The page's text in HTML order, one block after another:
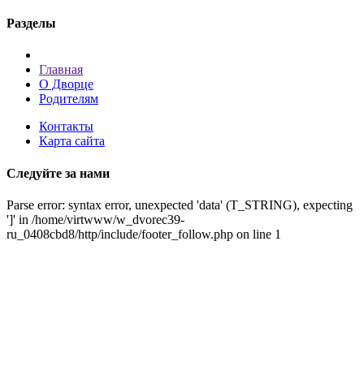
Разделы
Главная
О Дворце
Родителям
Контакты
Карта сайта
Следуйте за нами
Parse error: syntax error, unexpected 'data' (T_STRING), expecting
']' in /home/virtwww/w_dvorec39-
ru_0408cbd8/http/include/footer_follow.php on line 1